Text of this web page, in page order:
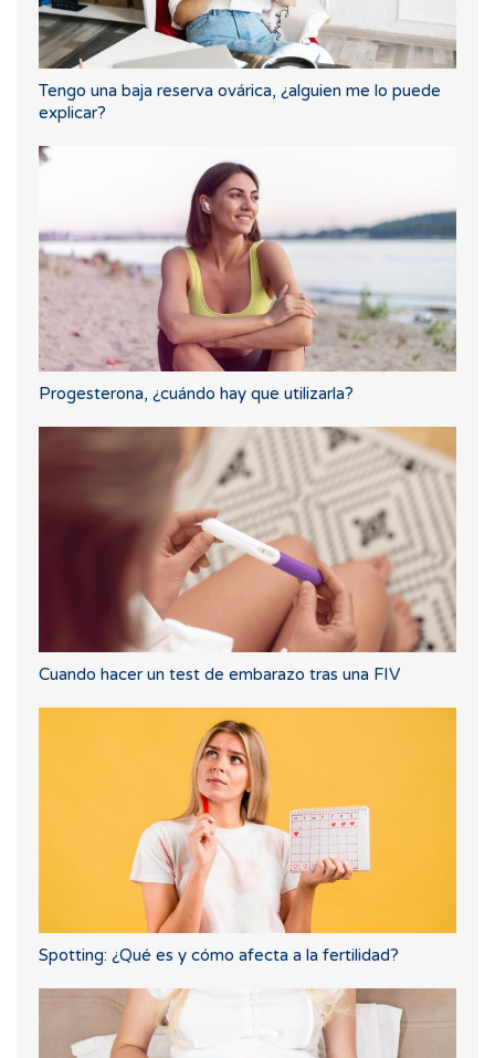
Tengo una baja reserva ovárica, ¿alguien me lo puede
explicar?
Progesterona, ¿cuándo hay que utilizarla?
Cuando hacer un test de embarazo tras una FIV
Spotting: ¿Qué es y cómo afecta a la fertilidad?